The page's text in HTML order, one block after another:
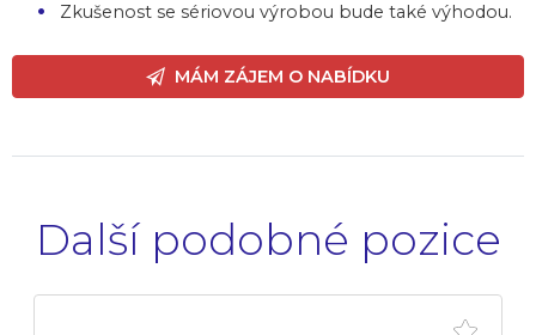
Zkušenost se sériovou výrobou bude také výhodou.
MÁM ZÁJEM O NABÍDKU
Další podobné pozice